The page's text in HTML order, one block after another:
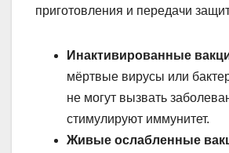
приготовления и передачи
Инактивированные
мёртвые вирусы или
не могут вызвать
стимулируют иммунитет.
Живые ослабленные